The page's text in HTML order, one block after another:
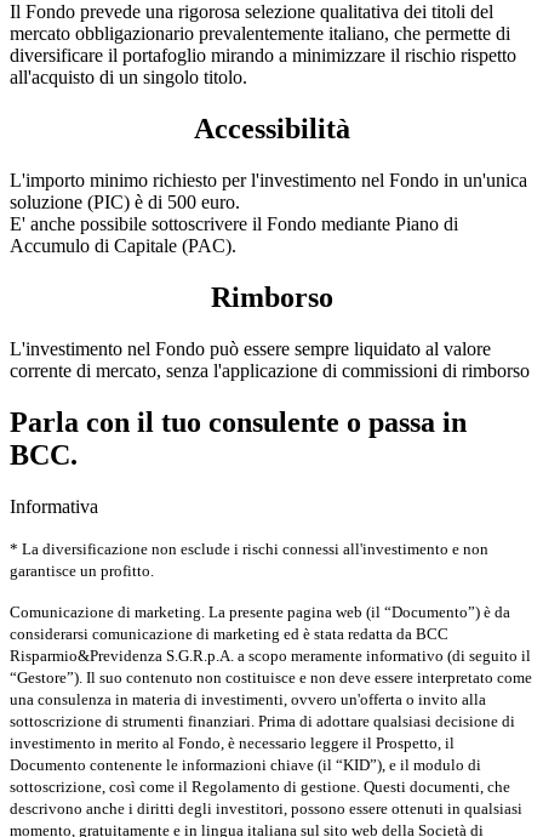
Il Fondo prevede una rigorosa selezione qualitativa dei titoli del
mercato obbligazionario prevalentemente italiano, che permette di
diversificare il portafoglio mirando a minimizzare il rischio rispetto
all'acquisto di un singolo titolo.
Accessibilità
L'importo minimo richiesto per l'investimento nel Fondo in un'unica
soluzione (PIC) è di 500 euro.
E' anche possibile sottoscrivere il Fondo mediante Piano di
Accumulo di Capitale (PAC).
Rimborso
L'investimento nel Fondo può essere sempre liquidato al valore
corrente di mercato, senza l'applicazione di commissioni di rimborso
Parla con il tuo consulente o passa in
BCC.
Informativa
* La diversificazione non esclude i rischi connessi all'investimento e non
garantisce un profitto.
Comunicazione di marketing. La presente pagina web (il “Documento”) è da
considerarsi comunicazione di marketing ed è stata redatta da BCC
Risparmio&Previdenza S.G.R.p.A. a scopo meramente informativo (di seguito il
“Gestore”). Il suo contenuto non costituisce e non deve essere interpretato come
una consulenza in materia di investimenti, ovvero un'offerta o invito alla
sottoscrizione di strumenti finanziari. Prima di adottare qualsiasi decisione di
investimento in merito al Fondo, è necessario leggere il Prospetto, il
Documento contenente le informazioni chiave (il “KID”), e il modulo di
sottoscrizione, così come il Regolamento di gestione. Questi documenti, che
descrivono anche i diritti degli investitori, possono essere ottenuti in qualsiasi
momento, gratuitamente e in lingua italiana sul sito web della Società di